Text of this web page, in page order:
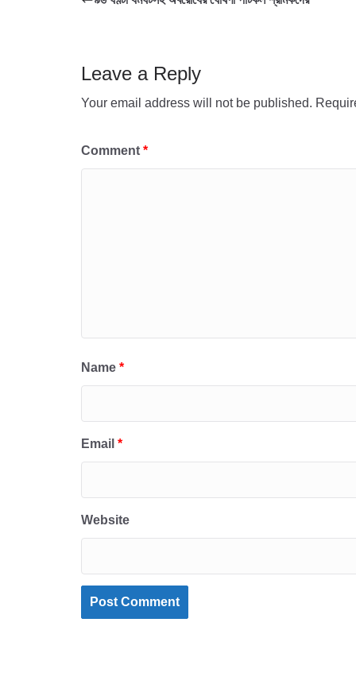
o
e
s
p
i
a
Leave a Reply
Your email address will not be published.
Comment *
Name *
Email *
Website